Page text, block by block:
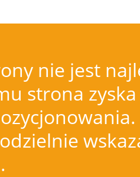
nie jest
strona